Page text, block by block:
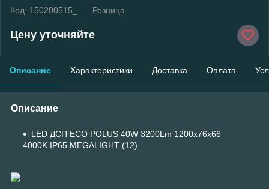
Код: 150200515_
Розница
Цену уточняйте
Описание Характеристики Доставка Оплата
Описание
LED ДСП ECO POLUS 40W 3200Lm 1200x76x66
4000K IP65 MEGALIGHT (12)